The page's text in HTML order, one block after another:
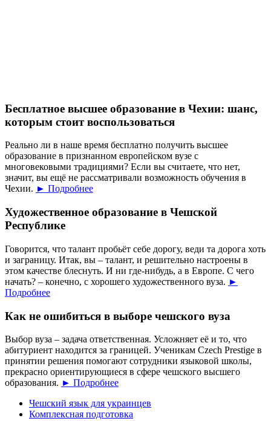
Бесплатное высшее образование в Чехии: шанс,
которым стоит воспользоваться
Реально ли в наше время бесплатно получить высшее
образование в признанном европейском вузе с
многовековыми традициями? Если вы считаете, что нет,
значит, вы ещё не рассматривали возможность обучения в
Чехии. ► Подробнее
Художественное образование в Чешской
Республике
Говорится, что талант пробьёт себе дорогу, веди та дорога хоть
и заграницу. Итак, вы – талант, и решительно настроены в
этом качестве блеснуть. И ни где-нибудь, а в Европе. С чего
начать? – конечно, с хорошего художественного вуза. ►
Подробнее
Как не ошибиться в выборе чешского вуза
Выбор вуза – задача ответственная. Усложняет её и то, что
абитуриент находится за границей. Ученикам Czech Prestige в
принятии решения помогают сотрудники языковой школы,
прекрасно ориентирующиеся в сфере чешского высшего
образования. ► Подробнее
Чешский язык для украинцев
Комплексная подготовка